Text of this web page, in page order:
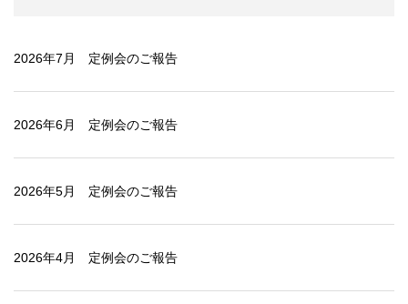
2026年7月 定例会のご報告
2026年6月 定例会のご報告
2026年5月 定例会のご報告
2026年4月 定例会のご報告